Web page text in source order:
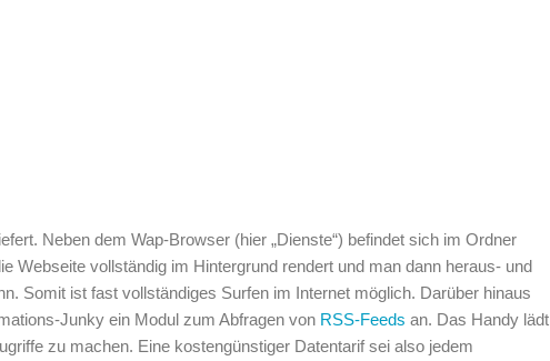
Neben dem Wap-Browser (hier „Dienste“) befindet sich im Ordner
Webseite vollständig im Hintergrund rendert und man dann heraus- und
Somit ist fast vollständiges Surfen im Internet möglich. Darüber hinaus
Junky ein Modul zum Abfragen von RSS-Feeds an. Das Handy lädt
zu machen. Eine kostengünstiger Datentarif sei also jedem